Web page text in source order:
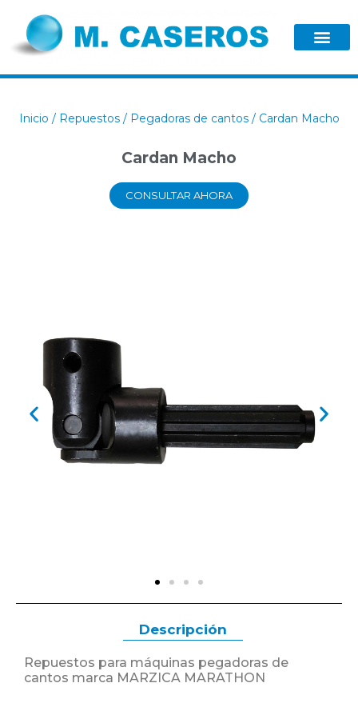
Inicio / Repuestos/ Pegadoras de cantos/ Cardan Macho
Cardan Macho
CONSULTAR AHORA
Descripción
Repuestos para máquinas pegadoras de
cantos marca MARZICA MARATHON